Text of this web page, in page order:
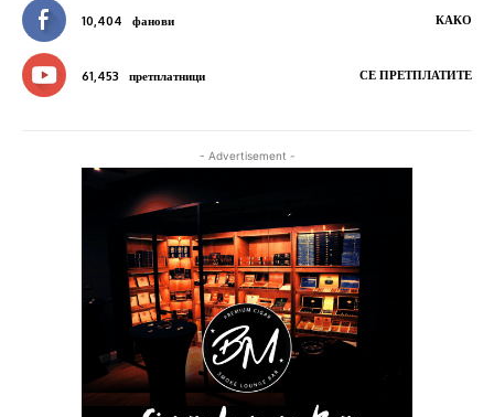
10,404 фанови КАКО
61,453 претплатници СЕ ПРЕТПЛАТИТЕ
- Advertisement -